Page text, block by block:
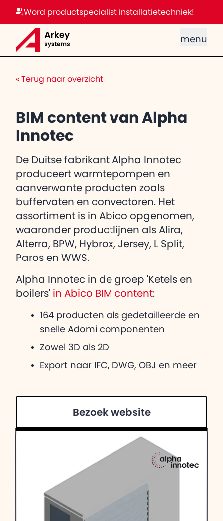
Word productspecialist installatietechniek!
menu
« Terug naar overzicht
BIM content van Alpha
Innotec
De Duitse fabrikant Alpha Innotec
produceert warmtepompen en
aanverwante producten zoals
buffervaten en convectoren. Het
assortiment is in Abico opgenomen,
waaronder productlijnen als Alira,
Alterra, BPW, Hybrox, Jersey, L Split,
Paros en WWS.
Alpha Innotec in de groep 'Ketels en
boilers' in Abico BIM content:
164 producten als gedetailleerde en
snelle Adomi componenten
Zowel 3D als 2D
Export naar IFC, DWG, OBJ en meer
Bezoek website